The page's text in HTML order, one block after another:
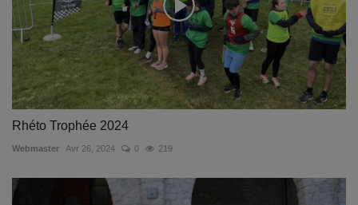
Rhéto Trophée 2024
Webmaster Avr 26, 2024 0 219